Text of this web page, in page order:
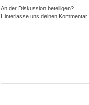
An der Diskussion beteiligen?
Hinterlasse uns deinen Kommentar!